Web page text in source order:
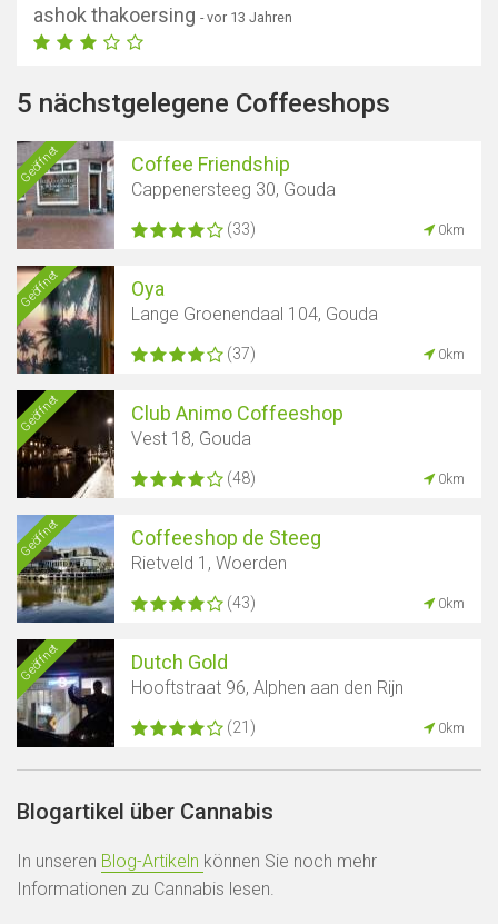
ashok thakoersing - vor 13 Jahren
5 nächstgelegene Coffeeshops
Geöffnet Coffee Friendship
Cappenersteeg 30, Gouda
(33) 0km
Geöffnet Oya
Lange Groenendaal 104, Gouda
(37) 0km
Geöffnet Club Animo Coffeeshop
Vest 18, Gouda
(48) 0km
Geöffnet Coffeeshop de Steeg
Rietveld 1, Woerden
(43) 0km
Geöffnet Dutch Gold
Hooftstraat 96, Alphen aan den Rijn
(21) 0km
Blogartikel über Cannabis
In unseren Blog-Artikeln können Sie noch mehr
Informationen zu Cannabis lesen.